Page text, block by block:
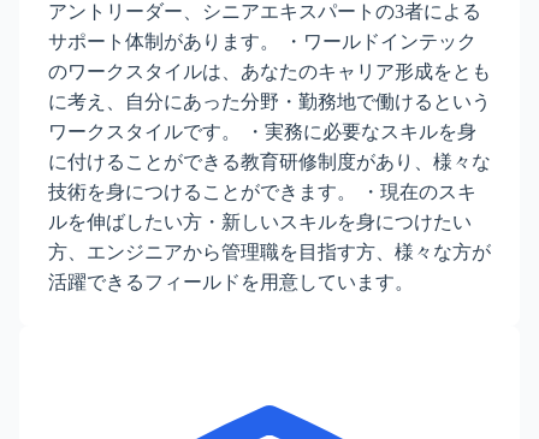
アントリーダー、シニアエキスパートの3者による
サポート体制があります。 ・ワールドインテック
のワークスタイルは、あなたのキャリア形成をとも
に考え、自分にあった分野・勤務地で働けるという
ワークスタイルです。 ・実務に必要なスキルを身
に付けることができる教育研修制度があり、様々な
技術を身につけることができます。 ・現在のスキ
ルを伸ばしたい方・新しいスキルを身につけたい
方、エンジニアから管理職を目指す方、様々な方が
活躍できるフィールドを用意しています。